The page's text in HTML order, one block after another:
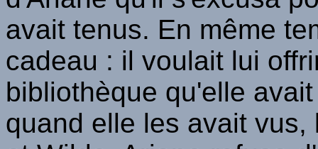
avait tenus. En même
cadeau : il voulait lui
bibliothèque qu'elle
quand elle les avait